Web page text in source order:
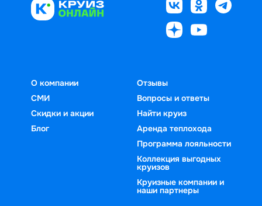
О компании
СМИ
Скидки и акции
Блог
Отзывы
Вопросы и ответы
Найти круиз
Аренда теплохода
Программа лояльности
Коллекция выгодных
круизов
Круизные компании и
наши партнеры